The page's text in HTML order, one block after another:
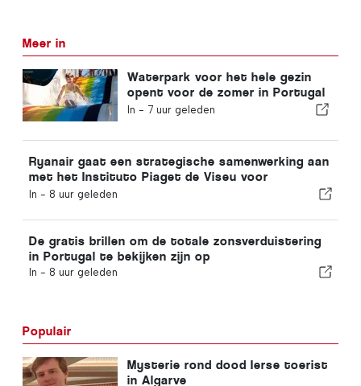
Meer in
Waterpark voor het hele gezin
opent voor de zomer in Portugal
met kaartjes van € 2
In - 7 uur geleden
Ryanair gaat een strategische samenwerking aan
met het Instituto Piaget de Viseu voor
opleidingen in de luchtvaartsector in Portugal
In - 8 uur geleden
De gratis brillen om de totale zonsverduistering
in Portugal te bekijken zijn op
In - 8 uur geleden
Populair
Mysterie rond dood Ierse toerist
in Algarve